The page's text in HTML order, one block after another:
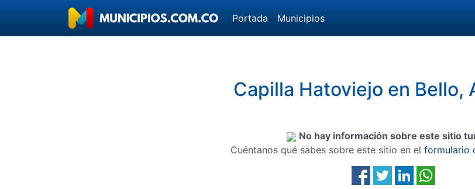
Portada Municipios
Capilla Hatoviejo en Bello,
No hay información sobre este sitio
Cuéntanos qué sabes sobre este sitio en el formulario